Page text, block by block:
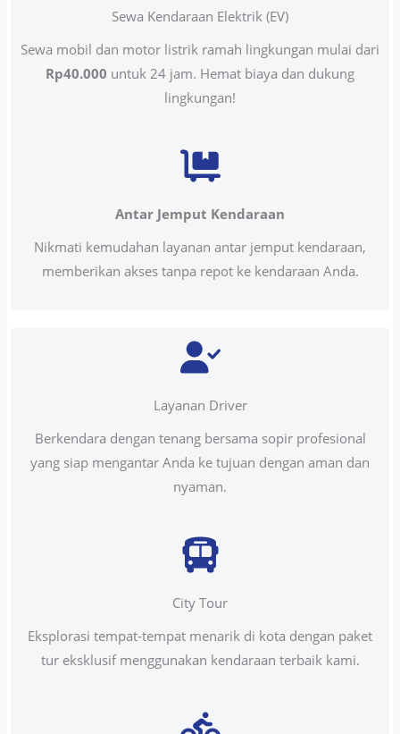
Sewa Kendaraan Elektrik (EV)
Sewa mobil dan motor listrik ramah lingkungan mulai dari
Rp40.000 untuk 24 jam. Hemat biaya dan dukung
lingkungan!
Antar Jemput Kendaraan
Nikmati kemudahan layanan antar jemput kendaraan,
memberikan akses tanpa repot ke kendaraan Anda.
Layanan Driver
Berkendara dengan tenang bersama sopir profesional
yang siap mengantar Anda ke tujuan dengan aman dan
nyaman.
City Tour
Eksplorasi tempat-tempat menarik di kota dengan paket
tur eksklusif menggunakan kendaraan terbaik kami.